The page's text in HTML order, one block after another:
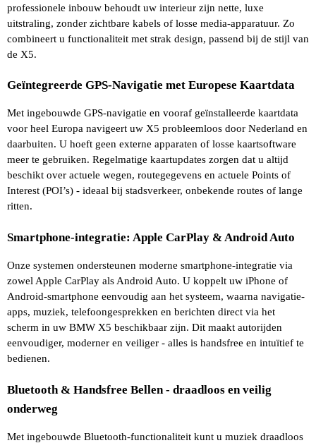
professionele inbouw behoudt uw interieur zijn nette, luxe
uitstraling, zonder zichtbare kabels of losse media-apparatuur. Zo
combineert u functionaliteit met strak design, passend bij de stijl van
de X5.
Geïntegreerde GPS-Navigatie met Europese Kaartdata
Met ingebouwde GPS-navigatie en vooraf geïnstalleerde kaartdata
voor heel Europa navigeert uw X5 probleemloos door Nederland en
daarbuiten. U hoeft geen externe apparaten of losse kaartsoftware
meer te gebruiken. Regelmatige kaartupdates zorgen dat u altijd
beschikt over actuele wegen, routegegevens en actuele Points of
Interest (POI’s) - ideaal bij stadsverkeer, onbekende routes of lange
ritten.
Smartphone-integratie: Apple CarPlay & Android Auto
Onze systemen ondersteunen moderne smartphone-integratie via
zowel Apple CarPlay als Android Auto. U koppelt uw iPhone of
Android-smartphone eenvoudig aan het systeem, waarna navigatie-
apps, muziek, telefoongesprekken en berichten direct via het
scherm in uw BMW X5 beschikbaar zijn. Dit maakt autorijden
eenvoudiger, moderner en veiliger - alles is handsfree en intuïtief te
bedienen.
Bluetooth & Handsfree Bellen - draadloos en veilig
onderweg
Met ingebouwde Bluetooth-functionaliteit kunt u muziek draadloos